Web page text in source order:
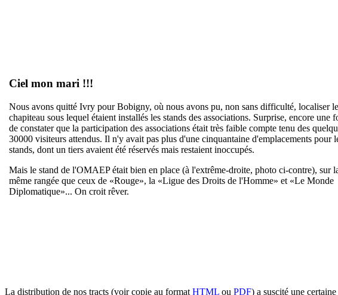
Ciel mon mari !!!
Nous avons quitté Ivry pour Bobigny, où nous avons pu, non sans difficulté, localiser le
chapiteau sous lequel étaient installés les stands des associations. Surprise, encore une
de constater que la participation des associations était très faible compte tenu des
30000 visiteurs attendus. Il n'y avait pas plus d'une cinquantaine d'emplacements pour
stands, dont un tiers avaient été réservés mais restaient inoccupés.
Mais le stand de l'OMAEP était bien en place (à l'extrême-droite, photo ci-contre), sur
même rangée que ceux de «Rouge», la «Ligue des Droits de l'Homme» et «Le Monde
Diplomatique»... On croit rêver.
La distribution de nos tracts (voir copie au format HTML ou PDF) a suscité une